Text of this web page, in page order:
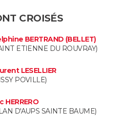
CROISÉS
BERTRAND (BELLET)
ETIENNE DU ROUVRAY)
LESELLIER
POVILLE)
HERRERO
D'AUPS SAINTE BAUME)